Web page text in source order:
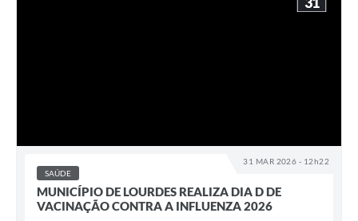
31 MAR 2026 - 12h22
SAÚDE
MUNICÍPIO DE LOURDES REALIZA DIA D DE
VACINAÇÃO CONTRA A INFLUENZA 2026